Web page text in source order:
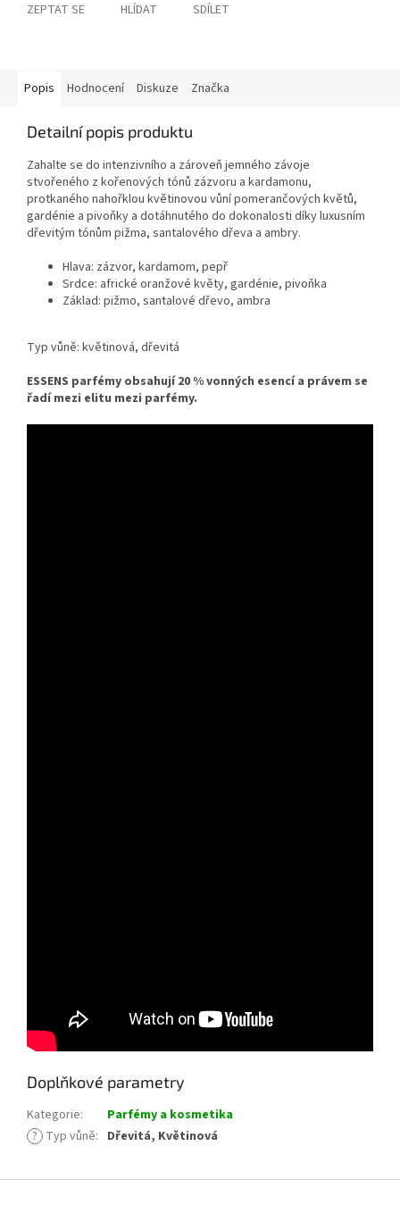
ZEPTAT SE HLÍDAT SDÍLET
Popis Hodnocení Diskuze Značka
Detailní popis produktu
Zahalte se do intenzivního a zároveň jemného závoje
stvořeného z kořenových tónů zázvoru a kardamonu,
protkaného nahořklou květinovou vůní pomerančových květů,
gardénie a pivoňky a dotáhnutého do dokonalosti díky luxusním
dřevitým tónům pižma, santalového dřeva a ambry.
Hlava: zázvor, kardamom, pepř
Srdce: africké oranžové květy, gardénie, pivoňka
Základ: pižmo, santalové dřevo, ambra
Typ vůně: květinová, dřevitá
ESSENS parfémy obsahují 20 % vonných esencí a právem se
řadí mezi elitu mezi parfémy.
Doplňkové parametry
Kategorie:
Parfémy a kosmetika
? Typ vůně: Dřevitá, Květinová